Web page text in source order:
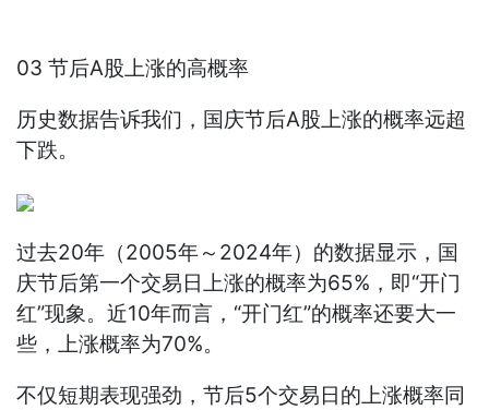
03 节后A股上涨的高概率
历史数据告诉我们，国庆节后A股上涨的概率远超
下跌。
过去20年（2005年～2024年）的数据显示，国
庆节后第一个交易日上涨的概率为65%，即“开门
红”现象。近10年而言，“开门红”的概率还要大一
些，上涨概率为70%。
不仅短期表现强劲，节后5个交易日的上涨概率同